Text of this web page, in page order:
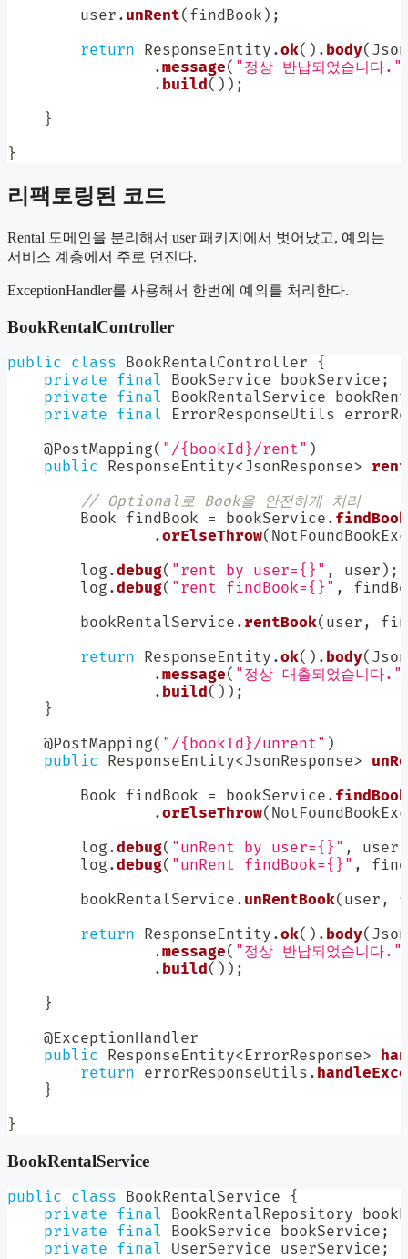
        user
. unRent( findBook ) ;
return ResponseEntity .ok( ) . body(
.message( "정상 반납되었습니다."
. build( ) ) ;
}
}
리팩토링된 코드
Rental 도메인을 분리해서 user 패키지에서 벗어났고, 예외는
서비스 계층에서 주로 던진다.
ExceptionHandler를 사용해서 한번에 예외를 처리한다.
BookRentalController
public class BookRentalController
{
private final BookService bookService ;
private final BookRentalService
private final ErrorResponseUtils
@PostMapping( "/{bookId}/rent" )
public ResponseEntity<JsonResponse> rent
// Optional로 Book을 안전하게 처리
Book findBook = bookService .
.orElseThrow(
        log
.debug( "rent by user={}" , user ) ;
        log
.debug( "rent findBook={}" ,
        bookRentalService
. rentBook( user ,
return ResponseEntity .ok( ) . body(
.message( "정상 대출되었습니다."
. build( ) ) ;
}
@PostMapping( "/{bookId}/unrent" )
public ResponseEntity<JsonResponse>
Book findBook = bookService .
.orElseThrow(
        log
.debug( "unRent by user={}" , user
        log
.debug( "unRent findBook={}" ,
        bookRentalService
. unRentBook( user ,
return ResponseEntity .ok( ) . body(
.message( "정상 반납되었습니다."
. build( ) ) ;
}
@ExceptionHandler
public ResponseEntity<ErrorResponse>
return errorResponseUtils .
}
}
BookRentalService
public class BookRentalService
{
private final BookRentalRepository
private final BookService bookService ;
private final UserService userService ;